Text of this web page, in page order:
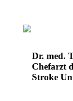
Dr. med.
Chefarzt
Stroke